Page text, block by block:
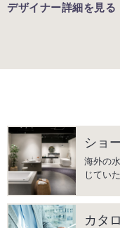
デザイナー詳細を見る
ショ
海外の
じてい
カタ